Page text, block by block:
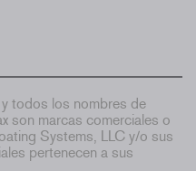
todos los nombres de
son marcas comerciales o
Systems, LLC y/o sus
pertenecen a sus